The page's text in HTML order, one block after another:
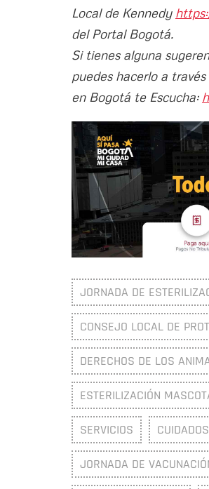
Local de Kennedy
del Portal Bogotá.
Si tienes alguna
puedes hacerlo a
en Bogotá te Escucha:
JORNADA DE
CONSEJO LOCAL DE
DERECHOS DE LOS
ESTERILIZACIÓN
SERVICIOS
JORNADA DE